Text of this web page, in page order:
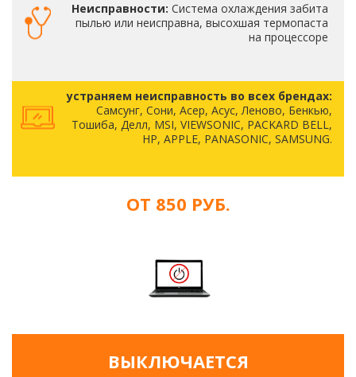
Неисправности: Система охлаждения забита
пылью или неисправна, высохшая термопаста
на процессоре
устраняем неисправность во всех брендах:
Самсунг, Сони, Асер, Асус, Леново, Бенкью,
Тошиба, Делл, MSI, VIEWSONIC, PACKARD BELL,
HP, APPLE, PANASONIC, SAMSUNG.
ОТ 850 РУБ.
ВЫКЛЮЧАЕТСЯ